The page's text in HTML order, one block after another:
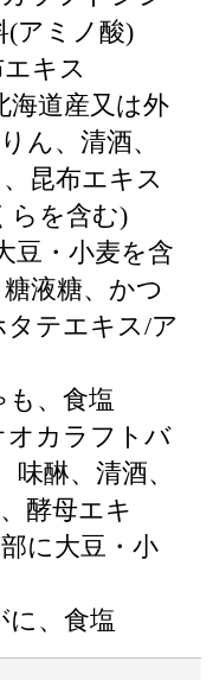
(アミノ酸)
キス
海道産又は外
ん、清酒、
昆布エキス
らを含む)
豆・小麦を含
液糖、かつ
テエキス/ア
、食塩
オカラフトバ
味醂、清酒、
酵母エキ
に大豆・小
、食塩